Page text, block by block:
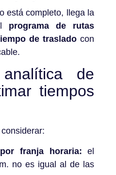
está completo, llega la
programa de rutas
de traslado con
de
tiempos
franja horaria: el
no es igual al de las